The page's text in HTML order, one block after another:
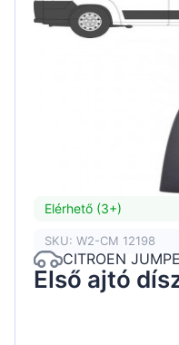
Elérhető (3+)
SKU: W2-CM 12198
CITROEN
Első ajtó